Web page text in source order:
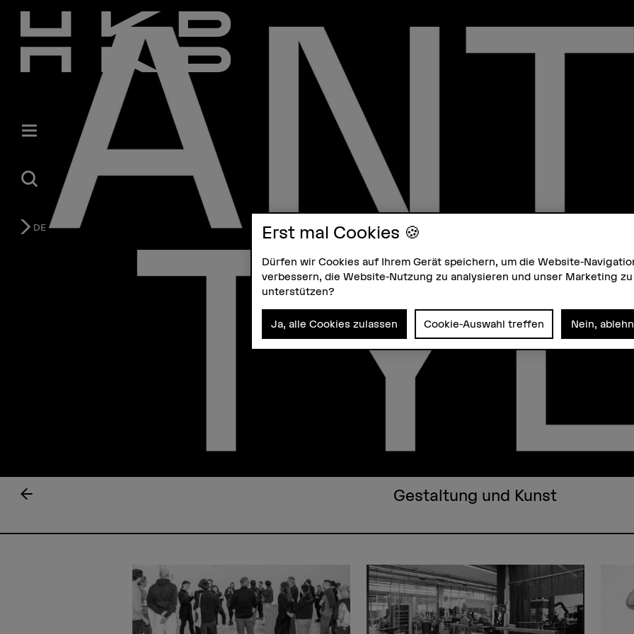
DE Erst mal Cookies 🍪
Dürfen wir Cookies auf Ihrem Gerät speichern, um die Website-
verbessern, die Website-Nutzung zu analysieren und unser Marketing zu
unterstützen?
Ja, alle Cookies zulassen Cookie-Auswahl treffen Nein,